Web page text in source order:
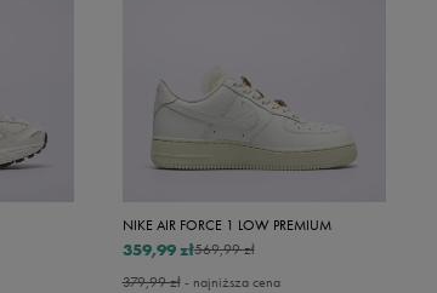
NIKE AIR FORCE 1 LOW PREMIUM
569,99 zł
359,99 zł
379,99 zł- najniższa cena